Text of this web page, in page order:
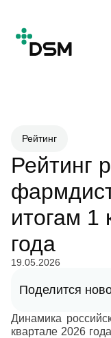
Рейтинг
Рейтинг
итогам 1
года
19.05.2026
Поделится
Динамика
квартале 2026